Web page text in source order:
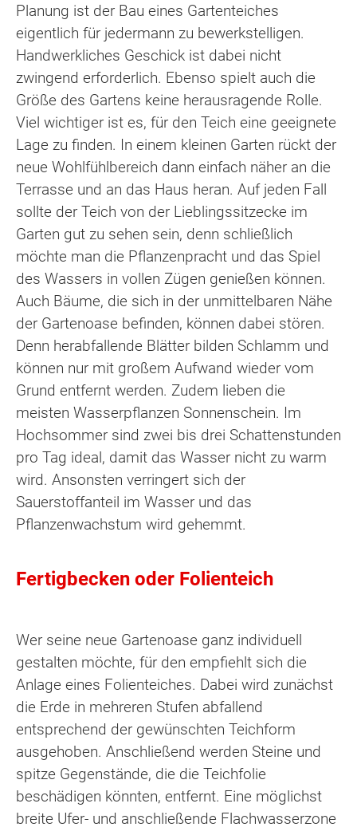
Planung ist der Bau eines Gartenteiches
eigentlich für jedermann zu bewerkstelligen.
Handwerkliches Geschick ist dabei nicht
zwingend erforderlich. Ebenso spielt auch die
Größe des Gartens keine herausragende Rolle.
Viel wichtiger ist es, für den Teich eine geeignete
Lage zu finden. In einem kleinen Garten rückt der
neue Wohlfühlbereich dann einfach näher an die
Terrasse und an das Haus heran. Auf jeden Fall
sollte der Teich von der Lieblingssitzecke im
Garten gut zu sehen sein, denn schließlich
möchte man die Pflanzenpracht und das Spiel
des Wassers in vollen Zügen genießen können.
Auch Bäume, die sich in der unmittelbaren Nähe
der Gartenoase befinden, können dabei stören.
Denn herabfallende Blätter bilden Schlamm und
können nur mit großem Aufwand wieder vom
Grund entfernt werden. Zudem lieben die
meisten Wasserpflanzen Sonnenschein. Im
Hochsommer sind zwei bis drei Schattenstunden
pro Tag ideal, damit das Wasser nicht zu warm
wird. Ansonsten verringert sich der
Sauerstoffanteil im Wasser und das
Pflanzenwachstum wird gehemmt.
Fertigbecken oder Folienteich
Wer seine neue Gartenoase ganz individuell
gestalten möchte, für den empfiehlt sich die
Anlage eines Folienteiches. Dabei wird zunächst
die Erde in mehreren Stufen abfallend
entsprechend der gewünschten Teichform
ausgehoben. Anschließend werden Steine und
spitze Gegenstände, die die Teichfolie
beschädigen könnten, entfernt. Eine möglichst
breite Ufer- und anschließende Flachwasserzone